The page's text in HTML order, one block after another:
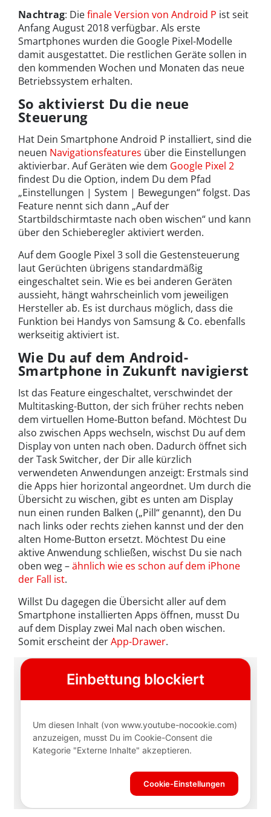
Nachtrag: Diefinale Version von Android P ist seit
Anfang August 2018 verfügbar. Als erste
Smartphones wurden die Google Pixel-Modelle
damit ausgestattet. Die restlichen Geräte sollen in
den kommenden Wochen und Monaten das neue
Betriebssystem erhalten.
So aktivierst Du die neue
Steuerung
Hat Dein Smartphone Android P installiert, sind die
neuen Navigationsfeatures über die Einstellungen
aktivierbar. Auf Geräten wie dem Google Pixel 2
findest Du die Option, indem Du dem Pfad
„Einstellungen | System | Bewegungen“ folgst. Das
Feature nennt sich dann „Auf der
Startbildschirmtaste nach oben wischen“ und kann
über den Schieberegler aktiviert werden.
Auf dem Google Pixel 3 soll die Gestensteuerung
laut Gerüchten übrigens standardmäßig
eingeschaltet sein. Wie es bei anderen Geräten
aussieht, hängt wahrscheinlich vom jeweiligen
Hersteller ab. Es ist durchaus möglich, dass die
Funktion bei Handys von Samsung & Co. ebenfalls
werkseitig aktiviert ist.
Wie Du auf dem Android-
Smartphone in Zukunft navigierst
Ist das Feature eingeschaltet, verschwindet der
Multitasking-Button, der sich früher rechts neben
dem virtuellen Home-Button befand. Möchtest Du
also zwischen Apps wechseln, wischst Du auf dem
Display von unten nach oben. Dadurch öffnet sich
der Task Switcher, der Dir alle kürzlich
verwendeten Anwendungen anzeigt: Erstmals sind
die Apps hier horizontal angeordnet. Um durch die
Übersicht zu wischen, gibt es unten am Display
nun einen runden Balken („Pill“ genannt), den Du
nach links oder rechts ziehen kannst und der den
alten Home-Button ersetzt. Möchtest Du eine
aktive Anwendung schließen, wischst Du sie nach
oben weg –ähnlich wie es schon auf dem iPhone
der Fall ist.
Willst Du dagegen die Übersicht aller auf dem
Smartphone installierten Apps öffnen, musst Du
auf dem Display zwei Mal nach oben wischen.
Somit erscheint derApp-Drawer.